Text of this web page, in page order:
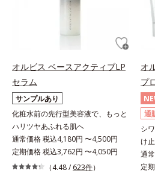
オルビス ベースアクティブLP
セラム
サンプルあり
化粧水前の先行型美容液で、もっと
ハリツヤあふれる肌へ
通常価格 税込4,180円 〜4,500円
定期価格 税込3,762円 〜4,050円
（4.48 / 623件）
オ
プ
通
シ
け
通
定